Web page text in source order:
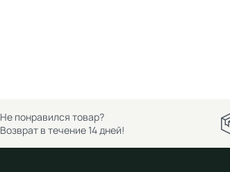
Не понравился товар?
Возврат в течение 14 дней!